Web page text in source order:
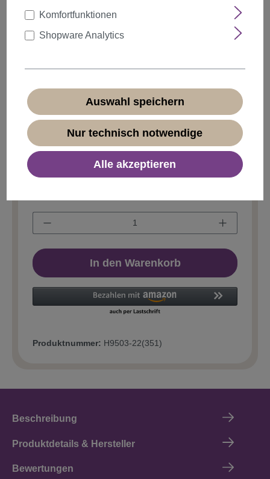
ab5 5% 14,24 €*
ab20 20% 11,99 €*
14,99 €*
* Preise inkl. MwSt. zzgl.Versandkosten
Sofort verfügbar, Lieferzeit 1-3 Tage
In den Warenkorb
Produktnummer: H9503-22(351)
Beschreibung
Produktdetails & Hersteller
Bewertungen
Komfortfunktionen
Shopware Analytics
Auswahl speichern
Nur technisch notwendige
Alle akzeptieren